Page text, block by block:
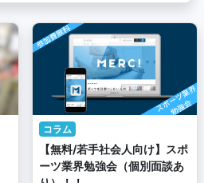
コラム
【無料/若手社会人向け】スポ
ーツ業界勉強会（個別面談あ